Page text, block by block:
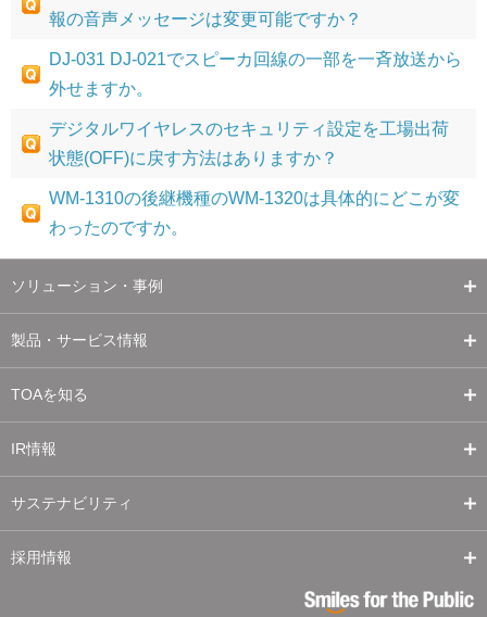
報の音声メッセージは変更可能ですか？
DJ-031 DJ-021でスピーカ回線の一部を一斉放送から
外せますか。
デジタルワイヤレスのセキュリティ設定を工場出荷
状態(OFF)に戻す方法はありますか？
WM-1310の後継機種のWM-1320は具体的にどこが変
わったのですか。
ソリューション・事例
製品・サービス情報
TOAを知る
IR情報
サステナビリティ
採用情報